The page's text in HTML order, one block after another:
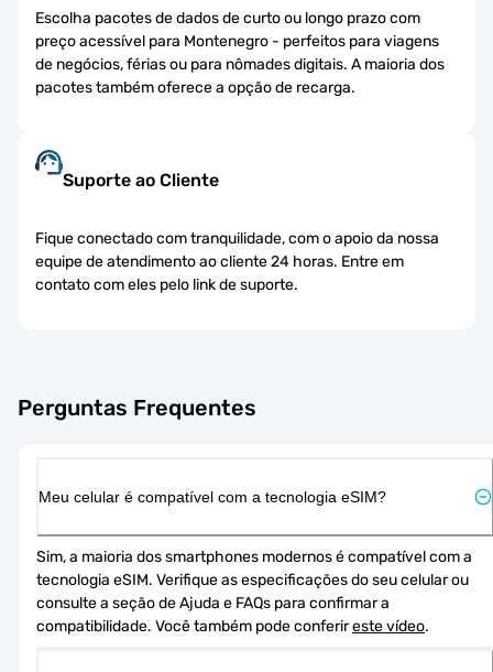
Escolha pacotes de dados de curto ou longo prazo com
preço acessível para Montenegro - perfeitos para viagens
de negócios, férias ou para nômades digitais. A maioria dos
pacotes também oferece a opção de recarga.
Suporte ao Cliente
Fique conectado com tranquilidade, com o apoio da nossa
equipe de atendimento ao cliente 24 horas. Entre em
contato com eles pelo link de suporte.
Perguntas Frequentes
Meu celular é compatível com a tecnologia eSIM?
Sim, a maioria dos smartphones modernos é compatível com a
tecnologia eSIM. Verifique as especificações do seu celular ou
consulte a seção de Ajuda e FAQs para confirmar a
compatibilidade. Você também pode conferir este vídeo.